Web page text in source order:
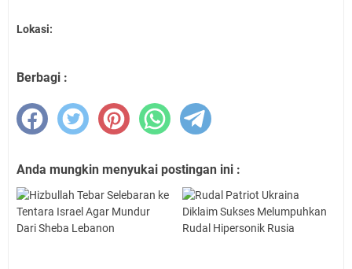
Lokasi:
Berbagi :
Anda mungkin menyukai postingan ini :